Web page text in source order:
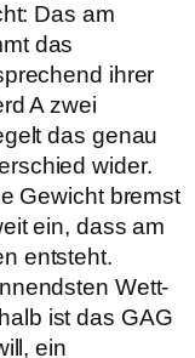
Das am
das
ihrer
A zwei
das genau
wider.
Gewicht bremst
ein, dass am
entsteht.
Wett-
ist das GAG
ein